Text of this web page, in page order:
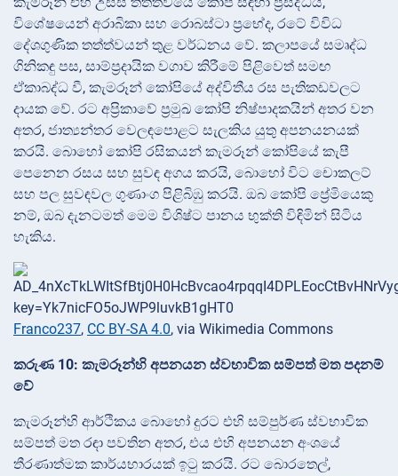
විශේෂයෙන් අරාබිකා සහ රොබස්ටා ප්‍රභේද, රටේ විවිධ
දේශගුණික තත්ත්වයන් තුළ වර්ධනය වේ. කලාපයේ සමෘද්ධ
ගිනිකඳු පස, සාම්ප්‍රදායික වගාව කිරීමේ පිළිවෙත් සමඟ
ඒකාබද්ධ වී, කැමරූන් කෝපියේ අද්විතීය රස පැතිකඩවලට
දායක වේ. රට අප්‍රිකාවේ ප්‍රමුඛ කෝපි නිෂ්පාදකයින් අතර වන
අතර, ජාත්‍යන්තර වෙලඳපොළට සැලකිය යුතු අපනයනයක්
කරයි. බොහෝ කෝපි රසිකයන් කැමරූන් කෝපියේ කැපී
පෙනෙන රසය සහ සුවඳ අගය කරයි, බොහෝ විට චොකලට්
සහ පල සුවඳවල ගුණාංග පිළිබිඹු කරයි. ඔබ කෝපි ප්‍රේමියෙකු
නම්, ඔබ දැනටමත් මෙම විශිෂ්ට පානය භුක්ති විඳිමින් සිටිය
හැකිය.
Franco237, CC BY-SA 4.0, via Wikimedia Commons
කරුණ 10: කැමරූන්හි අපනයන ස්වභාවික සම්පත් මත පදනම්
වේ
කැමරූන්හි ආර්ථිකය බොහෝ දුරට එහි සම්පුර්ණ ස්වභාවික
සම්පත් මත රඳා පවතින අතර, එය එහි අපනයන අංශයේ
තීරණාත්මක කාර්යභාරයක් ඉටු කරයි. රට බොරතෙල්,